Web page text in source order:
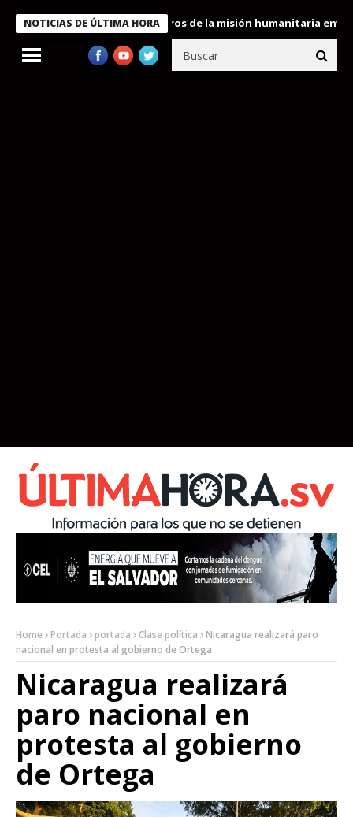
NOTICIAS DE ÚLTIMA HORA
condecora a miembros de la misión humanitaria enviada a
Home Portada portada Clase política
Nicaragua realizará paro
nacional en protesta al gobierno de Ortega
Nicaragua realizará
paro nacional en
protesta al gobierno
de Ortega